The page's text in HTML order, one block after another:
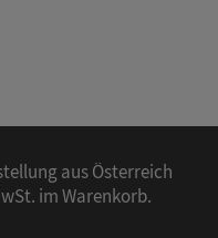
aus Österreich
im Warenkorb.